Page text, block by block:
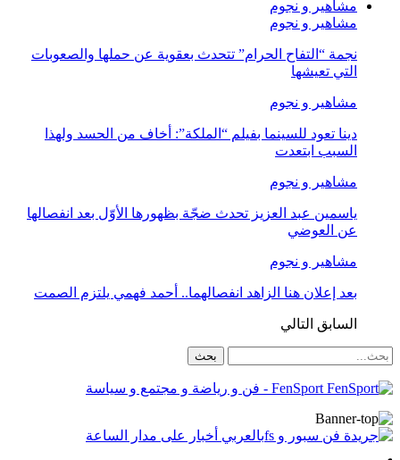
مشاهير و نجوم
مشاهير و نجوم
نجمة “التفاح الحرام” تتحدث بعقوية عن حملها والصعوبات
التي تعيشها
مشاهير و نجوم
دينا تعود للسينما بفيلم “الملكة”: أخاف من الحسد ولهذا
السبب ابتعدت
مشاهير و نجوم
ياسمين عبد العزيز تحدث ضجّة بظهورها الأوّل بعد انفصالها
عن العوضي
مشاهير و نجوم
بعد إعلان هنا الزاهد انفصالهما.. أحمد فهمي يلتزم الصمت
السابق التالي
FenSport - فن و رياضة و مجتمع و سياسة